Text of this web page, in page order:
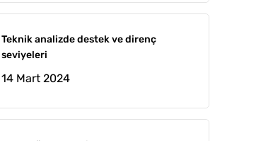
Teknik analizde destek ve direnç
seviyeleri
14 Mart 2024